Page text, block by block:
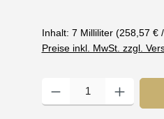
Inhalt: 7 Milliliter (258,57 €
Preise inkl. MwSt. zzgl.
Produkt Anzahl: Gib den